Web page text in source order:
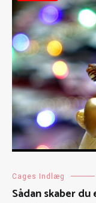
Cages Indlæg
Sådan skaber